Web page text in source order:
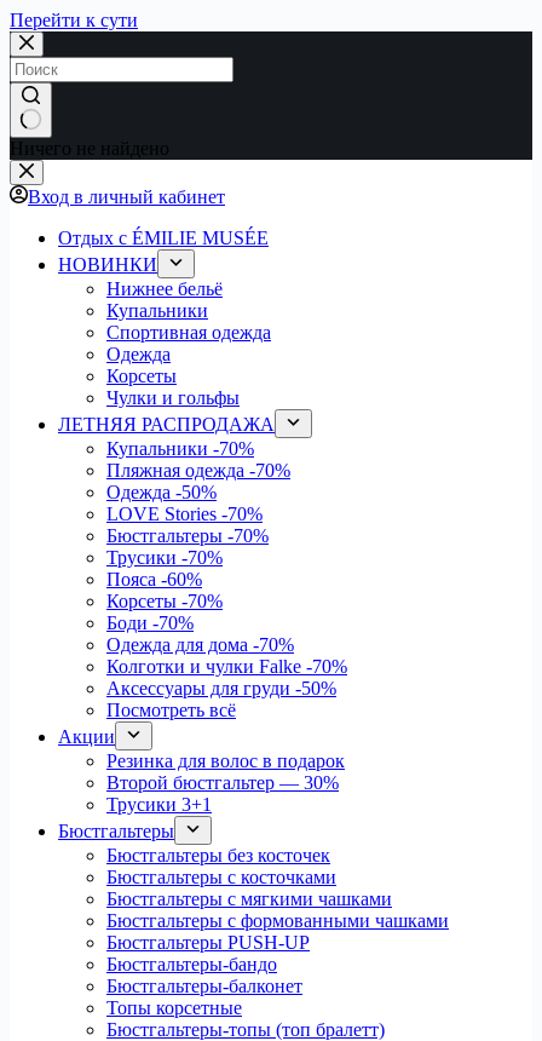
Перейти к сути
Ничего не найдено
Вход в личный кабинет
Отдых с ÉMILIE MUSÉE
НОВИНКИ
Нижнее бельё
Купальники
Спортивная одежда
Одежда
Корсеты
Чулки и гольфы
ЛЕТНЯЯ РАСПРОДАЖА
Купальники -70%
Пляжная одежда -70%
Одежда -50%
LOVE Stories -70%
Бюстгальтеры -70%
Трусики -70%
Пояса -60%
Корсеты -70%
Боди -70%
Одежда для дома -70%
Колготки и чулки Falke -70%
Аксессуары для груди -50%
Посмотреть всё
Акции
Резинка для волос в подарок
Второй бюстгальтер — 30%
Трусики 3+1
Бюстгальтеры
Бюстгальтеры без косточек
Бюстгальтеры с косточками
Бюстгальтеры с мягкими чашками
Бюстгальтеры с формованными чашками
Бюстгальтеры PUSH-UP
Бюстгальтеры-бандо
Бюстгальтеры-балконет
Топы корсетные
Бюстгальтеры-топы (топ бралетт)